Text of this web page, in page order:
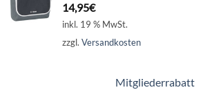
14,95€
inkl. 19 % MwSt.
zzgl. Versandkosten
Mitgliederrabatt